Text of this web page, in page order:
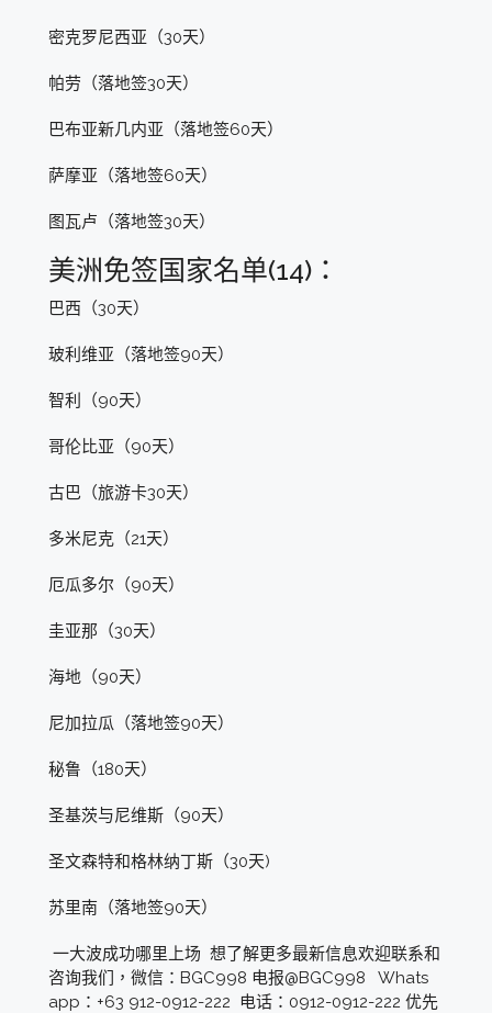
密克罗尼西亚（30天）
帕劳（落地签30天）
巴布亚新几内亚（落地签60天）
萨摩亚（落地签60天）
图瓦卢（落地签30天）
美洲免签国家名单(14)：
巴西（30天）
玻利维亚（落地签90天）
智利（90天）
哥伦比亚（90天）
古巴（旅游卡30天）
多米尼克（21天）
厄瓜多尔（90天）
圭亚那（30天）
海地（90天）
尼加拉瓜（落地签90天）
秘鲁（180天）
圣基茨与尼维斯（90天）
圣文森特和格林纳丁斯（30天)
苏里南（落地签90天）
一大波成功哪里上场 想了解更多最新信息欢迎联系和
咨询我们，微信：BGC998 电报@BGC998 Whats
app：+63 912-0912-222 电话：0912-0912-222 优先